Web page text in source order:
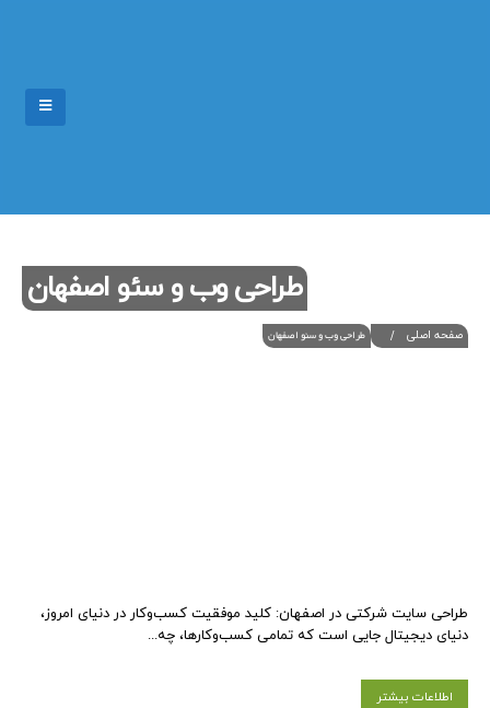
طراحی وب و سئو اصفهان
صفحه اصلی طراحی وب و سئو اصفهان
طراحی سایت شرکتی در اصفهان: کلید موفقیت کسب‌وکار در دنیای امروز،
دنیای دیجیتال جایی است که تمامی کسب‌وکارها، چه...
اطلاعات بیشتر